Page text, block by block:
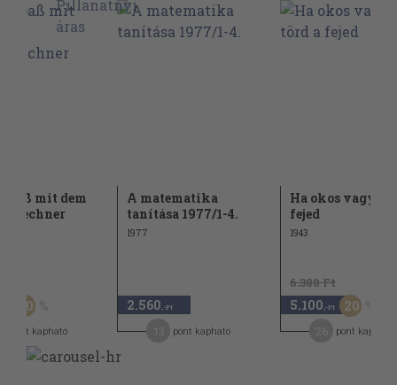
mit dem
50
pont kapható
A matematika
tanítása 1977/1-4.
1977
2.560 ,-Ft
pont kapható
Ha okos vagy,
fejed
1943
6.380 Ft
5.100 ,-Ft 20
pont kapható